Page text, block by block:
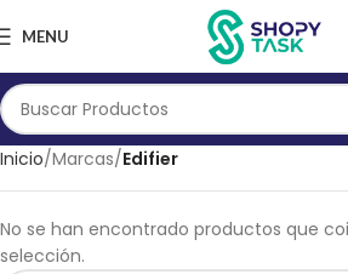
MENU
Inicio Marcas Edifier
No se han encontrado productos que
selección.